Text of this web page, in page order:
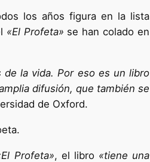
los años figura en la lista
«El Profeta» se han colado en
de la vida. Por eso es un libro
difusión, que también se
de Oxford.
Profeta», el libro «tiene una